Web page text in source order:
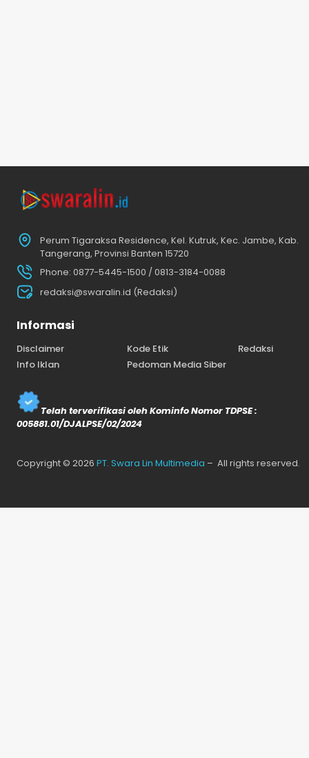
Perum Tigaraksa Residence, Kel. Kutruk, Kec. Jambe, Kab.
Tangerang, Provinsi Banten 15720
Phone: 0877-5445-1500 / 0813-3184-0088
redaksi@swaralin.id (Redaksi)
Informasi
Disclaimer Kode Etik
Redaksi
Info Iklan
Pedoman Media Siber
Telah terverifikasi oleh Kominfo Nomor TDPSE :
005881.01/DJALPSE/02/2024
Copyright © 2026 PT. Swara Lin Multimedia – All rights reserved.